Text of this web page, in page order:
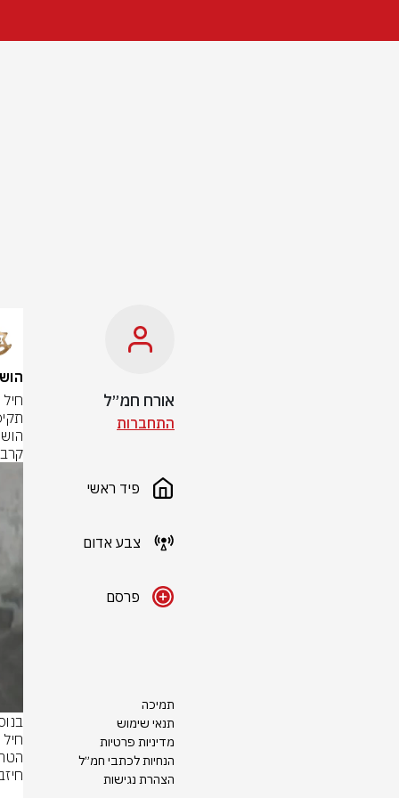
אורח חמ״ל
התחברות
פיד ראשי
צבע אדום
פרסם
תמיכה
תנאי שימוש
מדיניות פרטיות
הנחיות לכתבי חמ״ל
הצהרת נגישות
קרב